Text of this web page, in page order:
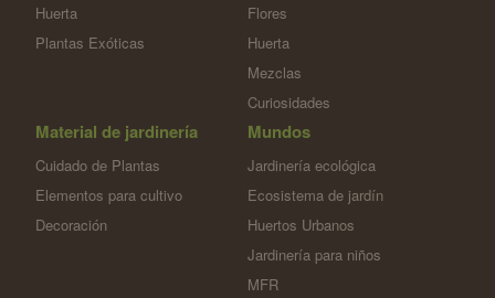
Huerta
Plantas Exóticas
Flores
Huerta
Mezclas
Curiosidades
Material de jardinería
Cuidado de Plantas
Elementos para cultivo
Decoración
Mundos
Jardinería ecológica
Ecosistema de jardín
Huertos Urbanos
Jardinería para niños
MFR